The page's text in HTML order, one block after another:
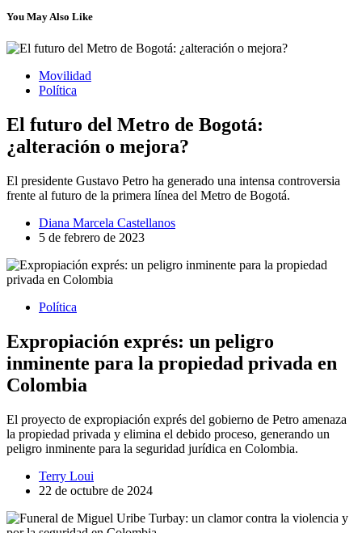
You May Also Like
Movilidad
Política
El futuro del Metro de Bogotá:
¿alteración o mejora?
El presidente Gustavo Petro ha generado una intensa controversia
frente al futuro de la primera línea del Metro de Bogotá.
Diana Marcela Castellanos
5 de febrero de 2023
Política
Expropiación exprés: un peligro
inminente para la propiedad privada en
Colombia
El proyecto de expropiación exprés del gobierno de Petro amenaza
la propiedad privada y elimina el debido proceso, generando un
peligro inminente para la seguridad jurídica en Colombia.
Terry Loui
22 de octubre de 2024